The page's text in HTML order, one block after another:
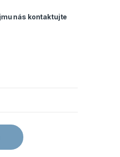
nás kontaktujte
množství